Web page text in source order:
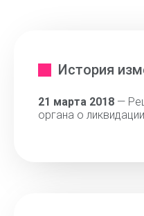
История
21 марта 2018 —
органа о